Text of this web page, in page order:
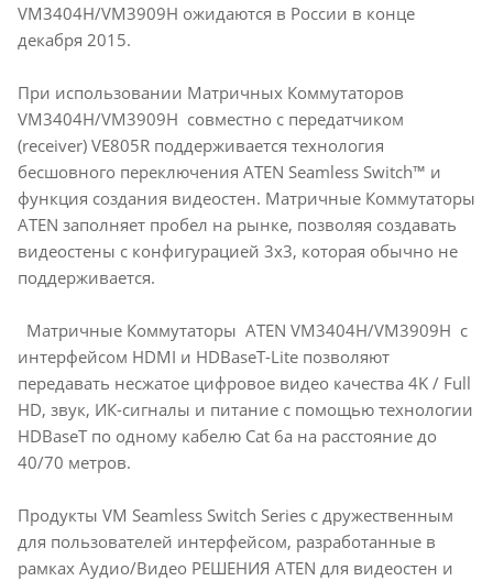
VM3404H/VM3909H ожидаются в России в конце
декабря 2015.
При использовании Матричных Коммутаторов
VM3404H/VM3909H совместно с передатчиком
(receiver) VE805R поддерживается технология
бесшовного переключения ATEN Seamless Switch™ и
функция создания видeостен. Матричные Коммутаторы
ATEN заполняет пробел на рынке, позволяя создавать
видеостены с конфигурацией 3x3, которая обычно не
поддерживается.
Матричные Коммутаторы ATEN VM3404H/VM3909H с
интерфейсом HDMI и HDBaseT-Lite позволяют
передавать несжатое цифровое видео качества 4K / Full
HD, звук, ИК-сигналы и питание с помощью технологии
HDBaseT по одному кабелю Cat 6a на расстояние до
40/70 метров.
Продукты VM Seamless Switch Series с дружественным
для пользователей интерфейсом, разработанные в
рамках Аудио/Видео РЕШЕНИЯ ATEN для видеостен и